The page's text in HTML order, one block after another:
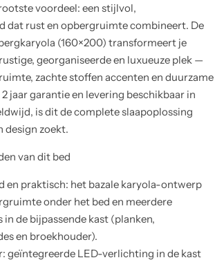
voordeel: een stijlvol,
dat rust en opbergruimte combineert. De
(160×200) transformeert je
georganiseerde en luxueuze plek —
zachte stoffen accenten en duurzame
jaar garantie en levering beschikbaar in
is dit de complete slaapoplossing
design zoekt.
van dit bed
en praktisch: het bazale karyola-ontwerp
onder het bed en meerdere
de bijpassende kast (planken,
en broekhouder).
geïntegreerde LED-verlichting in de kast